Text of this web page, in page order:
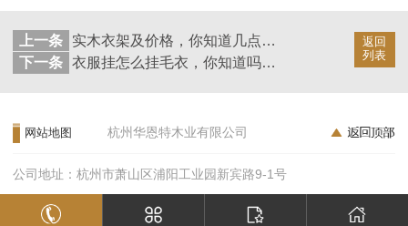
返回
列表
上一条
实木衣架及价格，你知道几点？【华恩衣架】
下一条
衣服挂怎么挂毛衣，你知道吗【华恩衣架】
网站地图 杭州华恩特木业有限公司
公司地址：杭州市萧山区浦阳工业园新宾路9-1号